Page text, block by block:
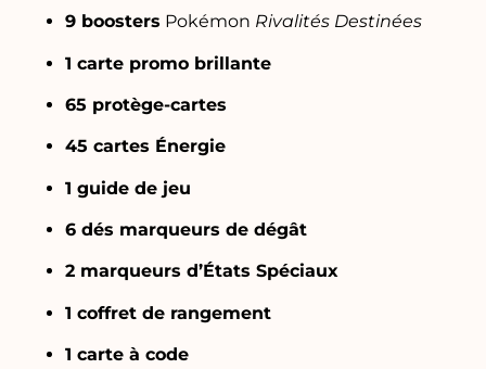
9 boosters Pokémon Rivalités Destinées
1 carte promo brillante
65 protège-cartes
45 cartes Énergie
1 guide de jeu
6 dés marqueurs de dégât
2 marqueurs d’États Spéciaux
1 coffret de rangement
1 carte à code